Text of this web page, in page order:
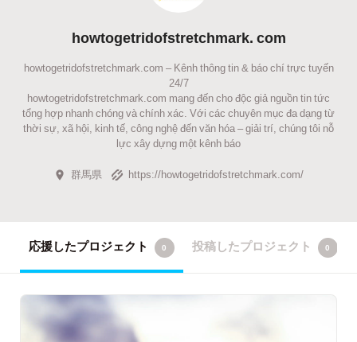
howtogetridofstretchmark. com
howtogetridofstretchmark.com – Kênh thông tin & báo chí trực tuyến
24/7
howtogetridofstretchmark.com mang đến cho độc giả nguồn tin tức
tổng hợp nhanh chóng và chính xác. Với các chuyên mục đa dạng từ
thời sự, xã hội, kinh tế, công nghệ đến văn hóa – giải trí, chúng tôi nỗ
lực xây dựng một kênh báo
群馬県 https://howtogetridofstretchmark.com/
応援したプロジェクト 0 投稿したプロジェクト 0